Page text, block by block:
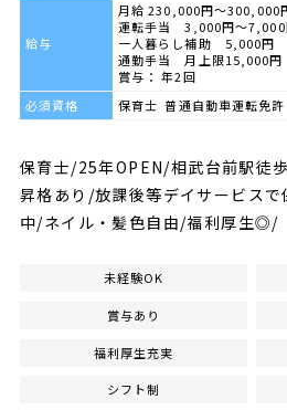
給与
月給 230,000円～300,000
運転手当 3,000円～7,000
一人暮らし補助 5,000円
通勤手当 月上限15,000円
賞与： 年2回
必須資格
保育士 普通自動車運転免許
保育士/25年OPEN/相武台前駅徒
昇格あり/放課後等デイサービスで
中/ネイル・髪色自由/福利厚生◎/
未経験OK
賞与あり
福利厚生充実
シフト制